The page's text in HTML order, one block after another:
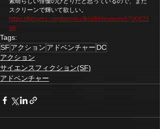
スクリーンで輝いて欲しい。
https://filmarks.com/movies/94989/reviews/1700623
99
Tags:
SF アクション アドベンチャー DC
アクション
サイエンスフィクション(SF)
アドベンチャー